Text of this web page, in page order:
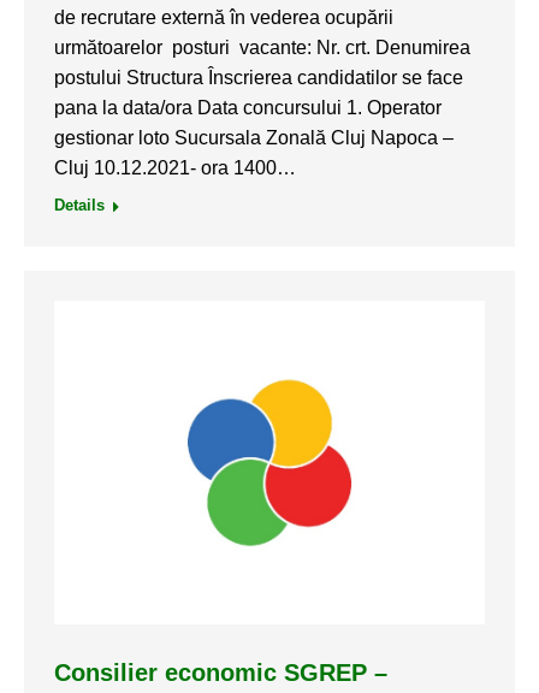
de recrutare externă în vederea ocupării
următoarelor posturi vacante: Nr. crt. Denumirea
postului Structura Înscrierea candidatilor se face
pana la data/ora Data concursului 1. Operator
gestionar loto Sucursala Zonală Cluj Napoca –
Cluj 10.12.2021- ora 1400…
Details
Consilier economic SGREP –